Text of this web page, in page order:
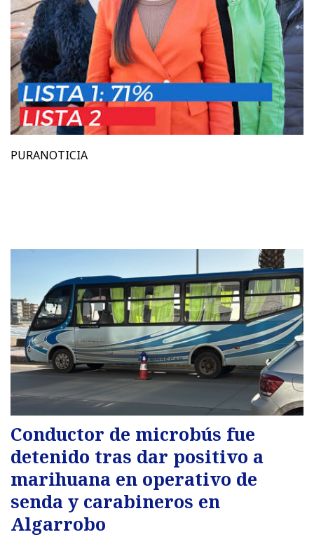
PURANOTICIA
Conductor de microbús fue
detenido tras dar positivo a
marihuana en operativo de
senda y carabineros en
Algarrobo